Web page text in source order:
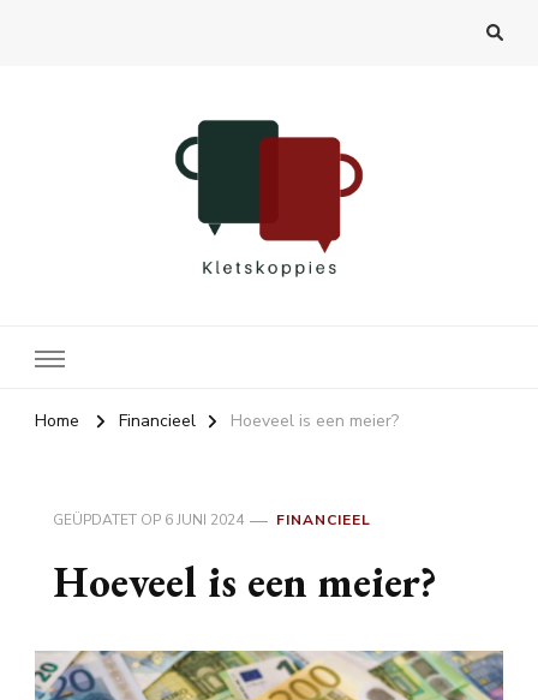
Home Financieel Hoeveel is een meier?
GEÜPDATET OP 6 JUNI 2024 FINANCIEEL
Hoeveel is een meier?